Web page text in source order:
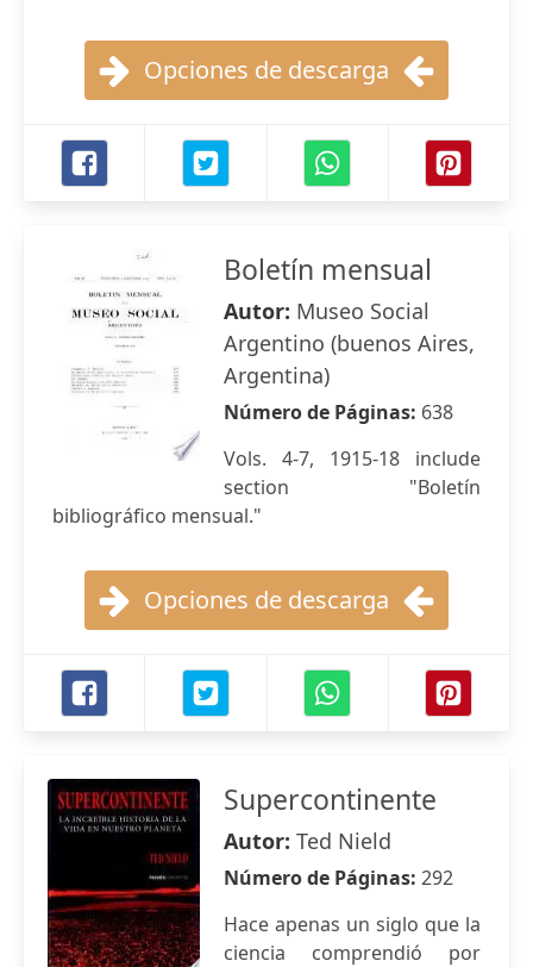
Opciones de descarga
Boletín mensual
Autor: Museo Social
Argentino (buenos Aires,
Argentina)
Número de Páginas: 638
Vols. 4-7, 1915-18 include
section "Boletín
bibliográfico mensual."
Opciones de descarga
Supercontinente
Autor: Ted Nield
Número de Páginas: 292
Hace apenas un siglo que la
ciencia comprendió por